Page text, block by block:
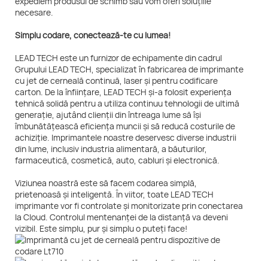
necesare.
Simplu codare, conectează-te cu lumea!
LEAD TECH este un furnizor de echipamente din cadrul
Grupului LEAD TECH, specializat în fabricarea de imprimante
cu jet de cerneală continuă, laser și pentru codificare
carton. De la înființare, LEAD TECH și-a folosit experiența
tehnică solidă pentru a utiliza continuu tehnologii de ultimă
generație, ajutând clienții din întreaga lume să își
îmbunătățească eficiența muncii și să reducă costurile de
achiziție. Imprimantele noastre deservesc diverse industrii
din lume, inclusiv industria alimentară, a băuturilor,
farmaceutică, cosmetică, auto, cabluri și electronică.
Viziunea noastră este să facem codarea simplă,
prietenoasă și inteligentă. În viitor, toate LEAD TECH
imprimante vor fi controlate și monitorizate prin conectarea
la Cloud. Controlul mentenanței de la distanță va deveni
vizibil. Este simplu, pur și simplu o puteți face!